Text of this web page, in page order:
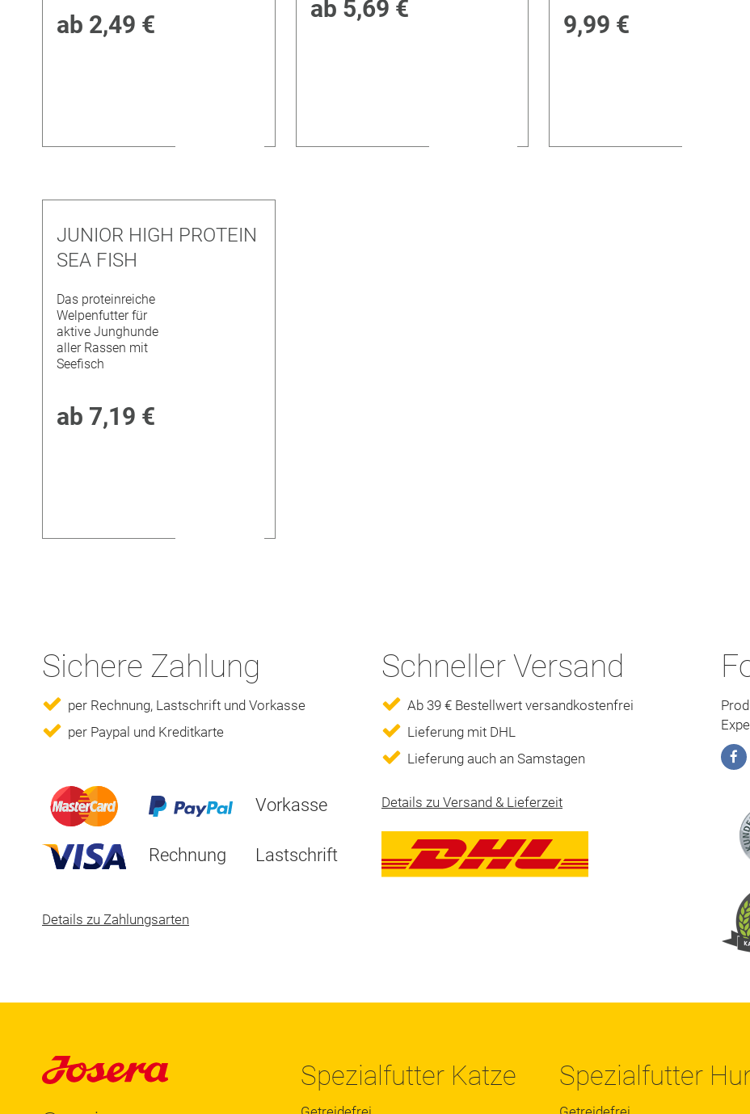
ab 2,49 €
ab 5,69 €
9,99 €
JUNIOR HIGH PROTEIN
SEA FISH
Das proteinreiche
Welpenfutter für
aktive Junghunde
aller Rassen mit
Seefisch
ab 7,19 €
Sichere Zahlung
per Rechnung, Lastschrift und Vorkasse
per Paypal und Kreditkarte
Vorkasse
Rechnung Lastschrift
Details zu Zahlungsarten
Schneller Versand
Ab 39 € Bestellwert versandkostenfrei
Lieferung mit DHL
Lieferung auch an Samstagen
Details zu Versand & Lieferzeit
Spezialfutter Katze Spezialfutter